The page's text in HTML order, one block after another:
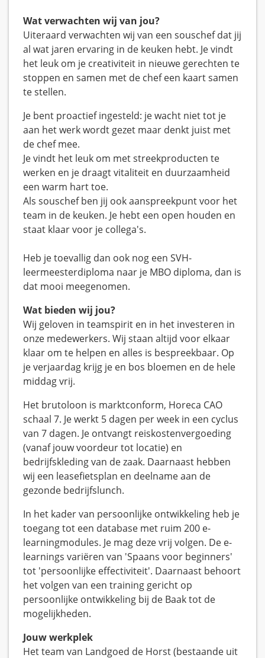
Wat verwachten wij van jou?
Uiteraard verwachten wij van een souschef dat jij
al wat jaren ervaring in de keuken hebt. Je vindt
het leuk om je creativiteit in nieuwe gerechten te
stoppen en samen met de chef een kaart samen
te stellen.
Je bent proactief ingesteld: je wacht niet tot je
aan het werk wordt gezet maar denkt juist met
de chef mee.
Je vindt het leuk om met streekproducten te
werken en je draagt vitaliteit en duurzaamheid
een warm hart toe.
Als souschef ben jij ook aanspreekpunt voor het
team in de keuken. Je hebt een open houden en
staat klaar voor je collega's.
Heb je toevallig dan ook nog een SVH-
leermeesterdiploma naar je MBO diploma, dan is
dat mooi meegenomen.
Wat bieden wij jou?
Wij geloven in teamspirit en in het investeren in
onze medewerkers. Wij staan altijd voor elkaar
klaar om te helpen en alles is bespreekbaar. Op
je verjaardag krijg je en bos bloemen en de hele
middag vrij.
Het brutoloon is marktconform, Horeca CAO
schaal 7. Je werkt 5 dagen per week in een cyclus
van 7 dagen. Je ontvangt reiskostenvergoeding
(vanaf jouw voordeur tot locatie) en
bedrijfskleding van de zaak. Daarnaast hebben
wij een leasefietsplan en deelname aan de
gezonde bedrijfslunch.
In het kader van persoonlijke ontwikkeling heb je
toegang tot een database met ruim 200 e-
learningmodules. Je mag deze vrij volgen. De e-
learnings variëren van 'Spaans voor beginners'
tot 'persoonlijke effectiviteit'. Daarnaast behoort
het volgen van een training gericht op
persoonlijke ontwikkeling bij de Baak tot de
mogelijkheden.
Jouw werkplek
Het team van Landgoed de Horst (bestaande uit